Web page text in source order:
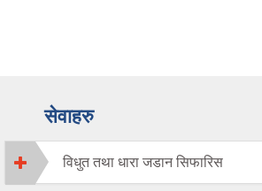
सेवाहरु
विधुत तथा धारा जडान सिफारिस